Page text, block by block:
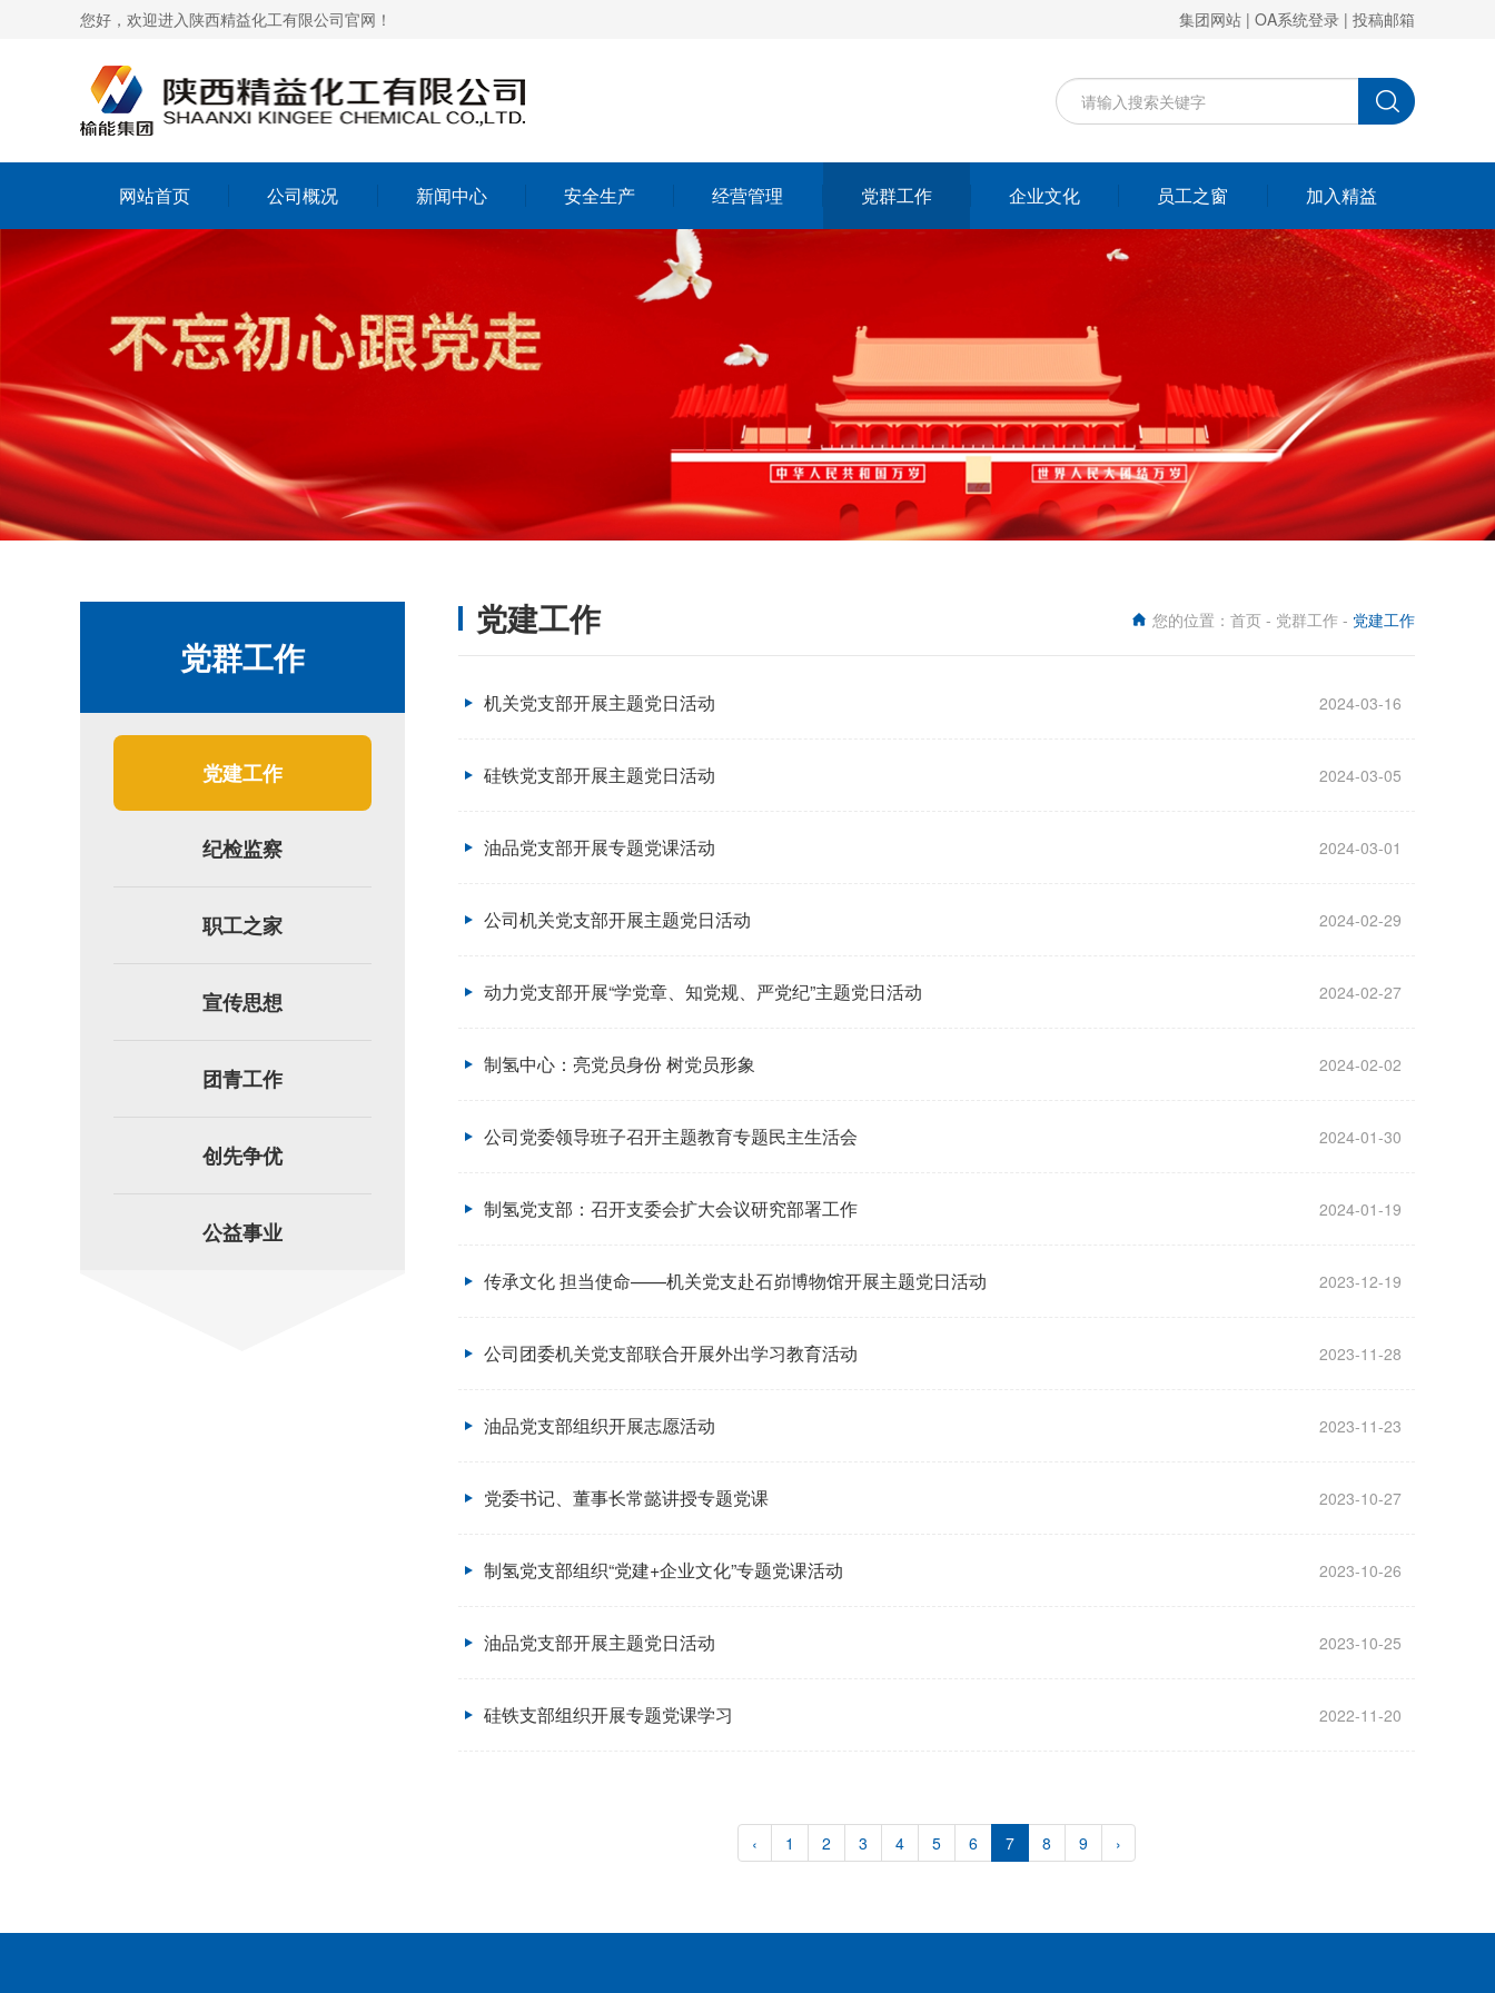
您好，欢迎进入陕西精益化工有限公司官网！ 集团网站 | OA系统登录 | 投稿邮箱
网站首页 公司概况 新闻中心 安全生产 经营管理 党群工作 企业文化 员工之窗 加入精益
党群工作
党建工作
纪检监察
职工之家
宣传思想
团青工作
创先争优
公益事业
党建工作 您的位置： 首页 - 党群工作 - 党建工作
机关党支部开展主题党日活动 2024-03-16
硅铁党支部开展主题党日活动 2024-03-05
油品党支部开展专题党课活动 2024-03-01
公司机关党支部开展主题党日活动 2024-02-29
动力党支部开展“学党章、知党规、严党纪”主题党日活动 2024-02-27
制氢中心：亮党员身份 树党员形象 2024-02-02
公司党委领导班子召开主题教育专题民主生活会 2024-01-30
制氢党支部：召开支委会扩大会议研究部署工作 2024-01-19
传承文化 担当使命——机关党支赴石峁博物馆开展主题党日活动 2023-12-19
公司团委机关党支部联合开展外出学习教育活动 2023-11-28
油品党支部组织开展志愿活动 2023-11-23
党委书记、董事长常懿讲授专题党课 2023-10-27
制氢党支部组织“党建+企业文化”专题党课活动 2023-10-26
油品党支部开展主题党日活动 2023-10-25
硅铁支部组织开展专题党课学习 2022-11-20
‹ 1 2 3 4 5 6 7 8 9 ›